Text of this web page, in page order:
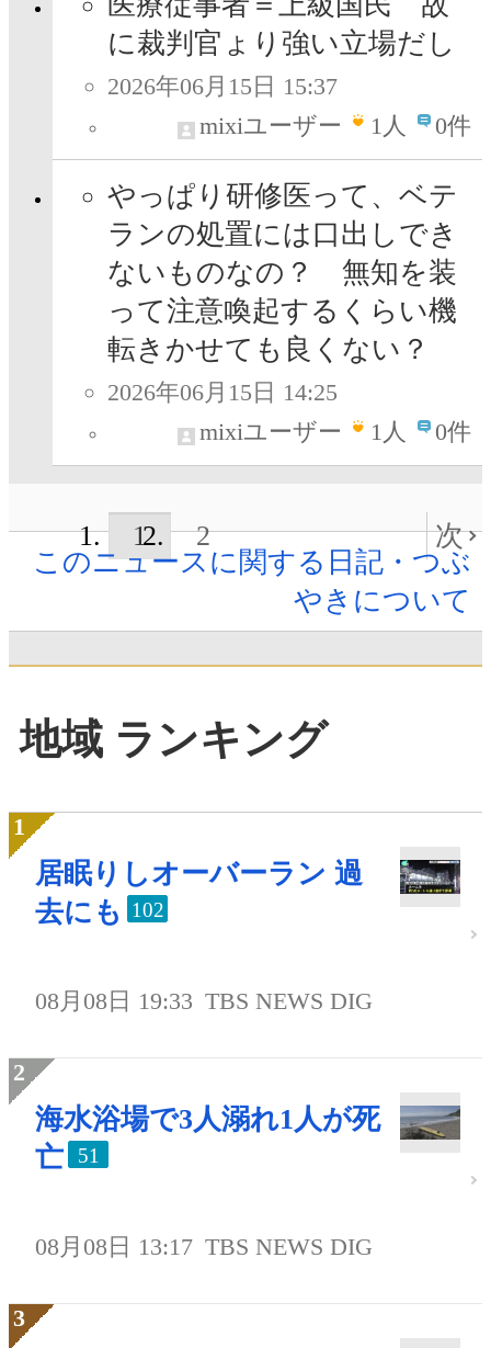
に裁判官ょり強い立場だし
2026年06月15日 15:37
mixiユーザー
1人 0件
やっぱり研修医って、ベテ
ランの処置には口出しでき
ないものなの？ 無知を装
って注意喚起するくらい機
転きかせても良くない？
2026年06月15日 14:25
mixiユーザー
1人 0件
1 2
次
このニュースに関する日記・つぶ
やきについて
地域 ランキング
居眠りしオーバーラン 過
去にも
102
08月08日 19:33 TBS NEWS DIG
海水浴場で3人溺れ1人が死
亡
51
08月08日 13:17 TBS NEWS DIG